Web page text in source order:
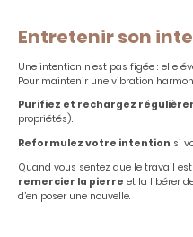
Entretenir son
Une intention n’est pas figée : elle
Pour maintenir une vibration
Purifiez et rechargez
propriétés).
Reformulez votre intention si
Quand vous sentez que le travail
remercier la pierre et la libérer
d’en poser une nouvelle.